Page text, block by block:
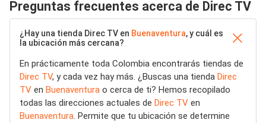
Preguntas frecuentes acerca de Direc TV
¿Hay una tienda Direc TV en Buenaventura, y cuál es
la ubicación más cercana?
En prácticamente toda Colombia encontrarás tiendas de
Direc TV, y cada vez hay más. ¿Buscas una tienda Direc
TV en Buenaventura o cerca de ti? Hemos recopilado
todas las direcciones actuales de Direc TV en
Buenaventura. Permite que tu ubicación se determine